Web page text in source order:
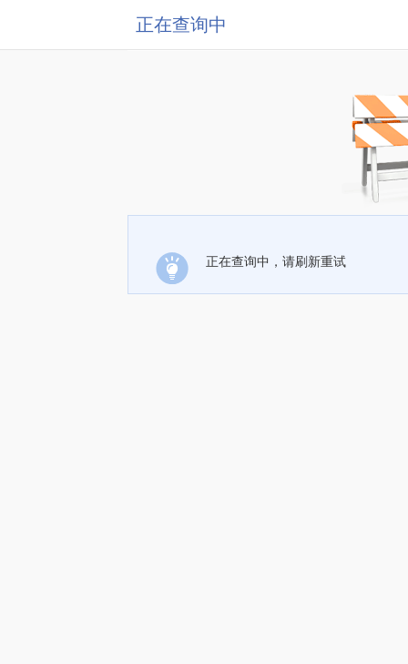
正在查询中
正在查询中，请刷新重试